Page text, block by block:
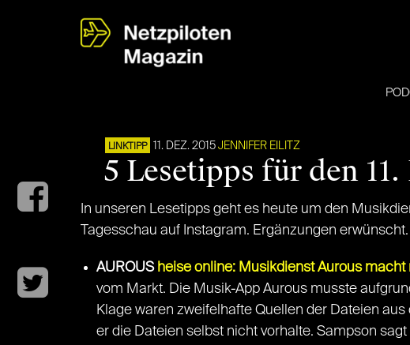
LINKTIPP 11. DEZ. 2015 JENNIFER EILITZ
5 Lesetipps für den
In unseren Lesetipps geht es heute um den
Tagesschau auf Instagram. Ergänzungen erwünscht.
AUROUS heise online: Musikdienst Aurous
vom Markt. Die Musik-App Aurous musste
Klage waren zweifelhafte Quellen der Dateien
er die Dateien selbst nicht vorhalte. Sampson